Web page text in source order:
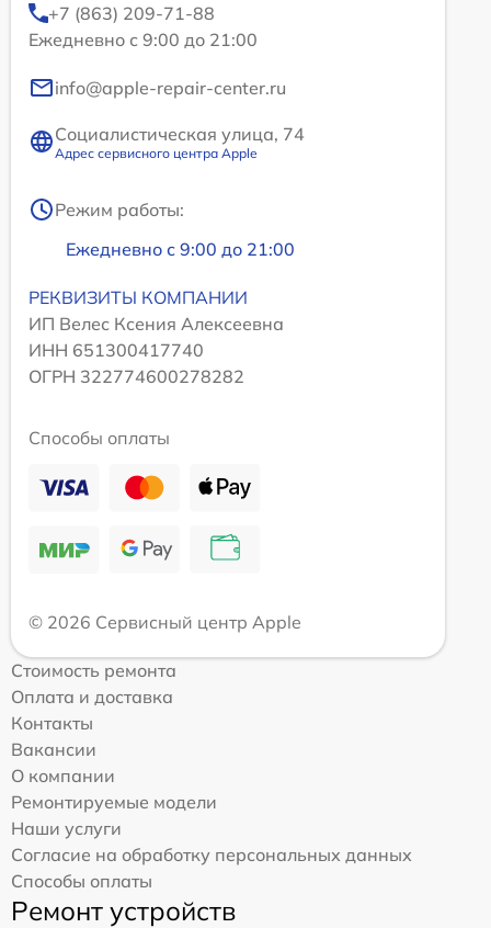
+7 (863) 209-71-88
Ежедневно с 9:00 до 21:00
info@apple-repair-center.ru
Социалистическая улица, 74
Адрес сервисного центра Apple
Режим работы:
Ежедневно с 9:00 до 21:00
РЕКВИЗИТЫ КОМПАНИИ
ИП Велес Ксения Алексеевна
ИНН 651300417740
ОГРН 322774600278282
Способы оплаты
© 2026 Сервисный центр Apple
Стоимость ремонта
Оплата и доставка
Контакты
Вакансии
О компании
Ремонтируемые модели
Наши услуги
Согласие на обработку персональных данных
Способы оплаты
Ремонт устройств